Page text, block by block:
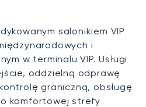
salonikiem VIP
i
w terminalu VIP. Usługi
oddzielną odprawę
graniczną, obsługę
komfortowej strefy